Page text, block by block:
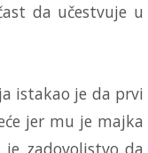
da učestvuje u
istakao je da prvi
jer mu je majka